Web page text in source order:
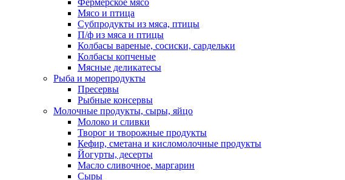
Фермерское мясо
Мясо и птица
Субпродукты из мяса, птицы
П/ф из мяса и птицы
Колбасы вареные, сосиски, сардельки
Колбасы копченые
Мясные деликатесы
Рыба и морепродукты
Пресервы
Рыбные консервы
Молочные продукты, сыры, яйцо
Молоко и сливки
Творог и творожные продукты
Кефир, сметана и кисломолочные продукты
Йогурты, десерты
Масло сливочное, маргарин
Сыры